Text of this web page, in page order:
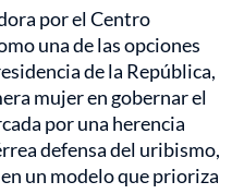
por el Centro
una de las opciones
de la República,
mujer en gobernar el
por una herencia
defensa del uribismo,
un modelo que prioriza